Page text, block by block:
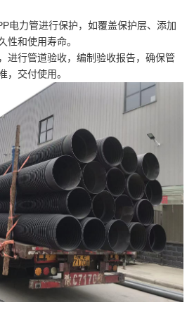
电力管进行保护，如覆盖保护层、添加
性和使用寿命。
进行管道验收，编制验收报告，确保管
，交付使用。